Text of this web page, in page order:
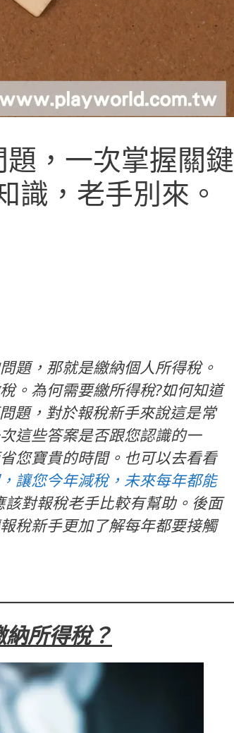
，一次掌握關鍵
識，老手別來。
題，那就是繳納個人所得稅。
。為何需要繳所得稅?如何知道
題，對於報稅新手來說這是常
這些答案是否跟您認識的一
您寶貴的時間。也可以去看看
讓您今年減稅，未來每年都能
該對報稅老手比較有幫助。後面
稅新手更加了解每年都要接觸
所得稅？